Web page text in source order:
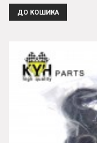
ДО КОШИКА